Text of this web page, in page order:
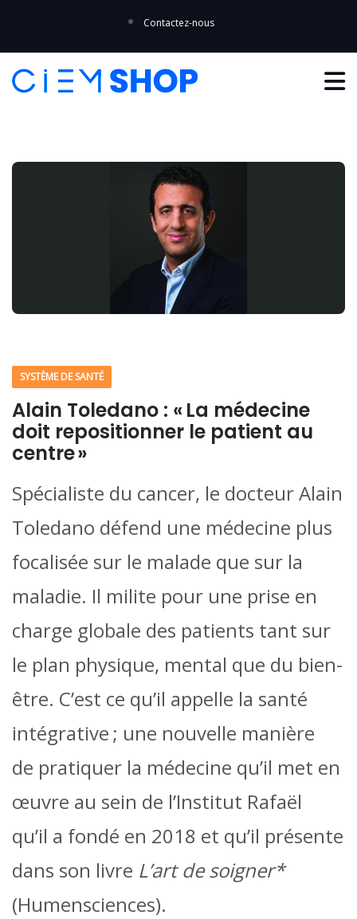
Contactez-nous
SYSTÈME DE SANTÉ
Alain Toledano : « La médecine
doit repositionner le patient au
centre »
Spécialiste du cancer, le docteur Alain
Toledano défend une médecine plus
focalisée sur le malade que sur la
maladie. Il milite pour une prise en
charge globale des patients tant sur
le plan physique, mental que du bien-
être. C’est ce qu’il appelle la santé
intégrative ; une nouvelle manière
de pratiquer la médecine qu’il met en
œuvre au sein de l’Institut Rafaël
qu’il a fondé en 2018 et qu’il présente
dans son livre L’art de soigner*
(Humensciences).